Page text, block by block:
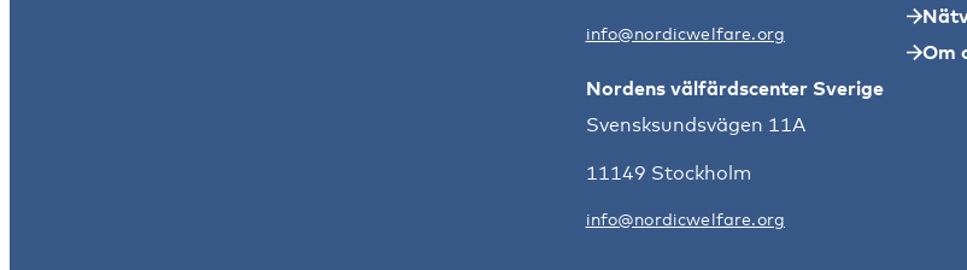
info@nordicwelfare.org
Nordens välfärdscenter Sverige
Svensksundsvägen 11A
11149 Stockholm
info@nordicwelfare.org
Om